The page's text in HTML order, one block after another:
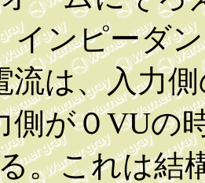
インピーダ
流は、入力
側が０VUの
。これは結